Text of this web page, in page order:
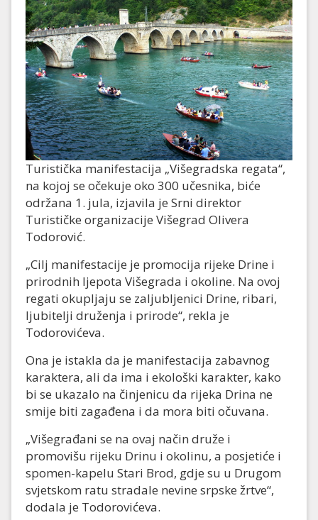
Turistička manifestacija „Višegradska regata“,
na kojoj se očekuje oko 300 učesnika, biće
održana 1. jula, izjavila je Srni direktor
Turističke organizacije Višegrad Olivera
Todorović.
„Cilj manifestacije je promocija rijeke Drine i
prirodnih ljepota Višegrada i okoline. Na ovoj
regati okupljaju se zaljubljenici Drine, ribari,
ljubitelji druženja i prirode“, rekla je
Todorovićeva.
Ona je istakla da je manifestacija zabavnog
karaktera, ali da ima i ekološki karakter, kako
bi se ukazalo na činjenicu da rijeka Drina ne
smije biti zagađena i da mora biti očuvana.
„Višegrađani se na ovaj način druže i
promovišu rijeku Drinu i okolinu, a posjetiće i
spomen-kapelu Stari Brod, gdje su u Drugom
svjetskom ratu stradale nevine srpske žrtve“,
dodala je Todorovićeva.